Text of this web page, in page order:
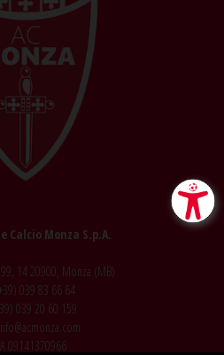
Calcio Monza S.p.A.
14 20900, Monza (MB)
039 83 66 64
039 20 60 159
09141370966